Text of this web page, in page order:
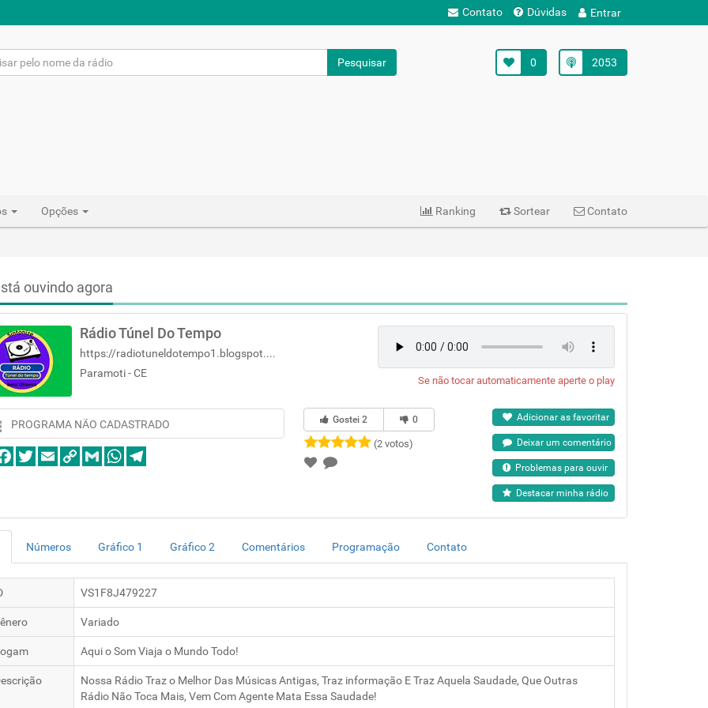
Contato Dúvidas Entrar
Pesquisar 2053
0
Opções Ranking Sortear Contato
ouvindo agora
Rádio Túnel Do Tempo
https://radiotuneldotempo1.blogspot.com/?m=1
Paramoti - CE
Se não tocar automaticamente aperte o play
PROGRAMA NÃO CADASTRADO Gostei2 0
(2 votos)
Adicionar as favoritar
Deixar um comentário
Problemas para ouvir
Destacar minha rádio
Números Gráfico 1 Gráfico 2 Comentários Programação Contato
VS1F8J479227
Variado
Aqui o Som Viaja o Mundo Todo!
Nossa Rádio Traz o Melhor Das Músicas Antigas, Traz informação E Traz Aquela Saudade, Que Outras
Rádio Não Toca Mais, Vem Com Agente Mata Essa Saudade!